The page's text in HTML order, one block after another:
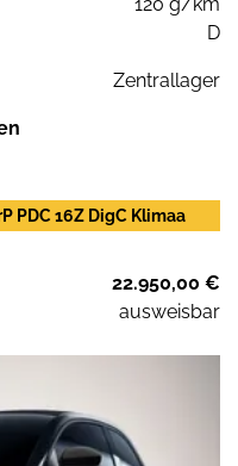
D
Zentrallager
PDC 16Z DigC Klimaa
22.950,00 €
ausweisbar